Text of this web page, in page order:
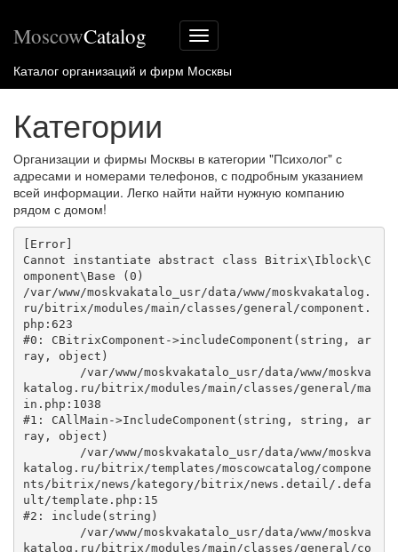
Меню
сайта
MoscowCatalog
Каталог организаций и фирм Москвы
Категории
Организации и фирмы Москвы в категории "Психолог" с
адресами и номерами телефонов, с подробным указанием
всей информации. Легко найти найти нужную компанию
рядом с домом!
[Error]
Cannot instantiate abstract class Bitrix\Iblock\C
omponent\Base (0)
/var/www/moskvakatalo_usr/data/www/moskvakatalog.
ru/bitrix/modules/main/classes/general/component.
php:623
#0: CBitrixComponent->includeComponent(string, ar
ray, object)
katalog.ru/bitrix/modules/main/classes/general/ma
in.php:1038
#1: CAllMain->IncludeComponent(string, string, ar
ray, object)
katalog.ru/bitrix/templates/moscowcatalog/compone
nts/bitrix/news/kategory/bitrix/news.detail/.defa
ult/template.php:15
#2: include(string)
katalog.ru/bitrix/modules/main/classes/general/co